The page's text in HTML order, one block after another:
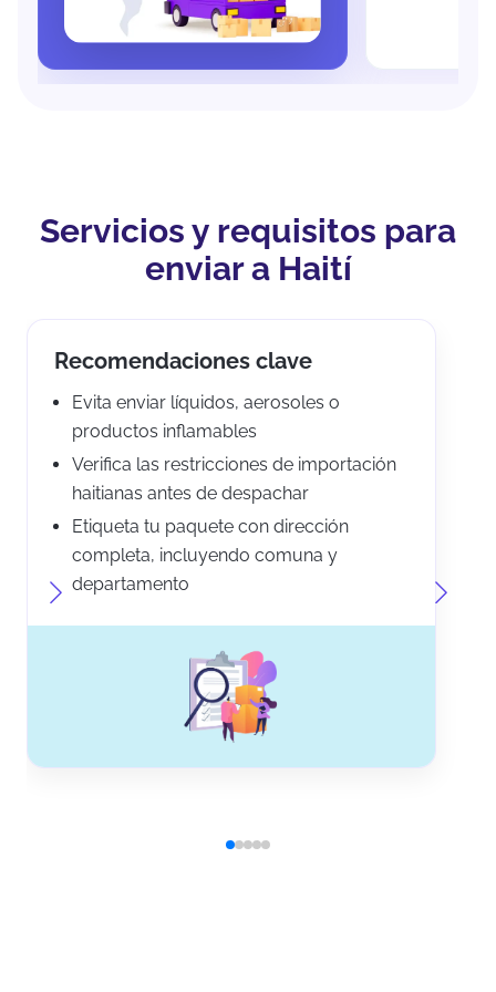
Servicios y requisitos para
enviar a Haití
Recomendaciones clave
Evita enviar líquidos, aerosoles o
productos inflamables
Verifica las restricciones de importación
haitianas antes de despachar
Etiqueta tu paquete con dirección
completa, incluyendo comuna y
departamento